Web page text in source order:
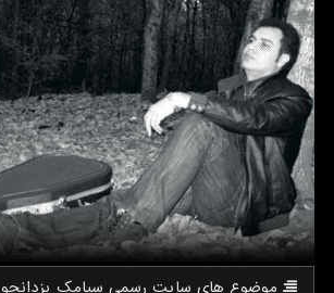
موضوع های سایت رسمی سیامك یزدانجو